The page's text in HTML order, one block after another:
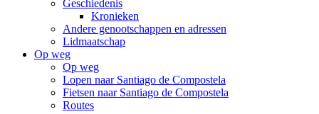
Geschiedenis
Kronieken
Andere genootschappen en adressen
Lidmaatschap
Op weg
Op weg
Lopen naar Santiago de Compostela
Fietsen naar Santiago de Compostela
Routes